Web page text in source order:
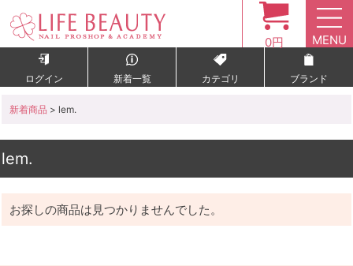
0円 MENU
ログイン 新着一覧 カテゴリ ブランド
新着商品 > lem.
lem.
お探しの商品は見つかりませんでした。